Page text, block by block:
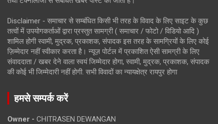
Disclaimer - समाचार से सम्बंधित किसी भी तरह के विवाद के लिए साइट के कुछ
तत्वों में उपयोगकर्ताओं द्वारा प्रस्तुत सामग्री ( समाचार / फोटो / विडियो आदि )
शामिल होगी स्वामी, मुद्रक, प्रकाशक, संपादक इस तरह के सामग्रियों के लिए कोई
ज़िम्मेदार नहीं स्वीकार करता है। न्यूज़ पोर्टल में प्रकाशित ऐसी सामग्री के लिए
संवाददाता / खबर देने वाला स्वयं जिम्मेदार होगा, स्वामी, मुद्रक, प्रकाशक, संपादक
की कोई भी जिम्मेदारी नहीं होगी. सभी विवादों का न्यायक्षेत्र रायपुर होगा
हमसे सम्पर्क करें
Owner - CHITRASEN DEWANGAN